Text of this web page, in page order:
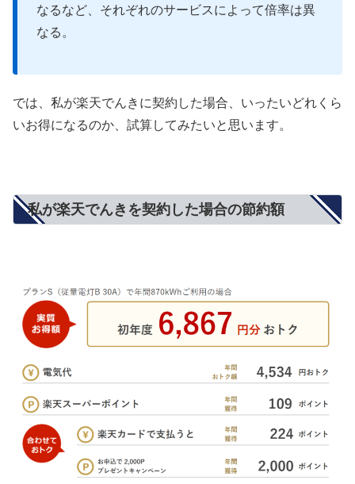
なるなど、それぞれのサービスによって倍率は異
なる。
では、私が楽天でんきに契約した場合、いったいどれくら
いお得になるのか、試算してみたいと思います。
私が楽天でんきを契約した場合の節約額